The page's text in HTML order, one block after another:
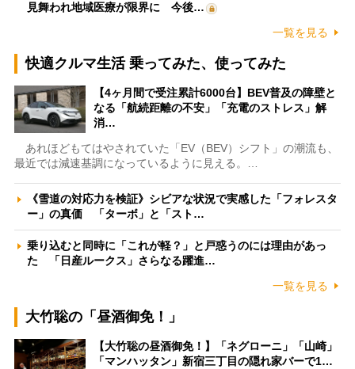
見舞われ地域医療が限界に 今後…
一覧を見る
快適クルマ生活 乗ってみた、使ってみた
【4ヶ月間で受注累計6000台】BEV普及の障壁と
なる「航続距離の不安」「充電のストレス」解
消…
あれほどもてはやされていた「EV（BEV）シフト」の潮流も、
最近では減速基調になっているように見える。…
《雪道の対応力を検証》シビアな状況で実感した「フォレスタ
ー」の真価 「ターボ」と「スト…
乗り込むと同時に「これが軽？」と戸惑うのには理由があっ
た 「日産ルークス」さらなる躍進…
一覧を見る
大竹聡の「昼酒御免！」
【大竹聡の昼酒御免！】「ネグローニ」「山崎」
「マンハッタン」新宿三丁目の隠れ家バーで1…